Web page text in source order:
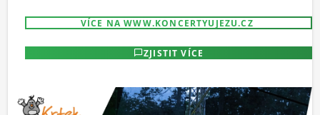
VÍCE NA WWW.KONCERTYUJEZU.CZ
ZJISTIT VÍCE